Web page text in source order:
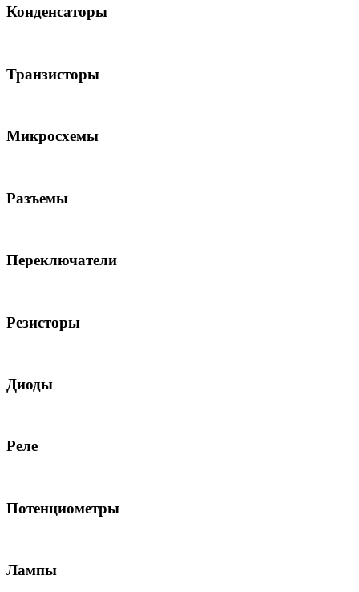
Конденсаторы
Транзисторы
Микросхемы
Разъемы
Переключатели
Резисторы
Диоды
Реле
Потенциометры
Лампы